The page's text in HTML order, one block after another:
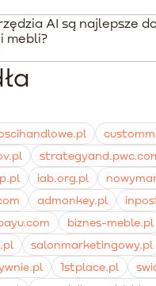
gotowych plików
ładowania witryny na
3D i AR są doskonałym
zdjęć wysokiej jakości,
rzeczywistość podnosi
AI są najlepsze
mebli?
korzysta z
tekstowych. Do interakcji
się integracje typu
iab.org.pl
admonkey.pl
biznes-meble.pl
salonmarketingowy.pl
1stplace.pl